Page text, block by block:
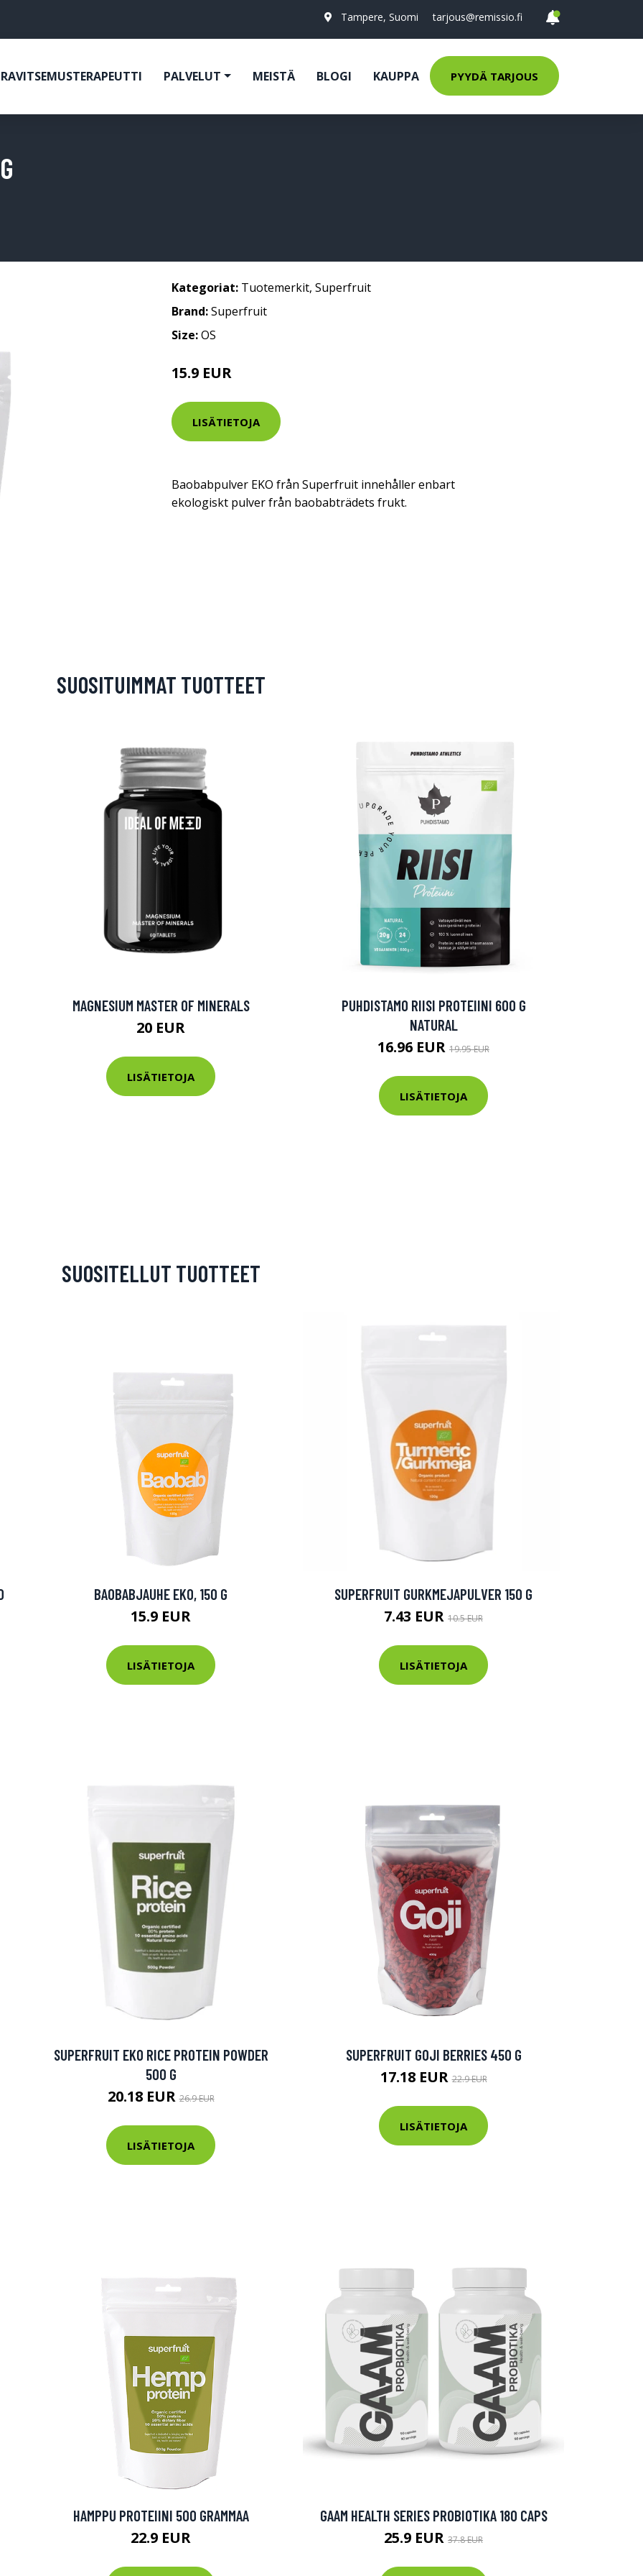
Tampere, Suomi tarjous@remissio.fi
RAVITSEMUSTERAPEUTTI PALVELUT MEISTÄ BLOGI KAUPPA PYYDÄ TARJOUS
Kategoriat: Tuotemerkit, Superfruit
Brand:Superfruit
Size:OS
15.9 EUR
LISÄTIETOJA
Baobabpulver EKO från Superfruit innehåller enbart
ekologiskt pulver från baobabträdets frukt.
SUOSITUIMMAT TUOTTEET
MAGNESIUM MASTER OF MINERALS
20 EUR
LISÄTIETOJA
PUHDISTAMO RIISI PROTEIINI 600 G
NATURAL
16.96 EUR 19.95 EUR
LISÄTIETOJA
SUOSITELLUT TUOTTEET
BAOBABJAUHE EKO, 150 G
15.9 EUR
LISÄTIETOJA
SUPERFRUIT GURKMEJAPULVER 150 G
7.43 EUR 10.5 EUR
LISÄTIETOJA
SUPERFRUIT EKO RICE PROTEIN POWDER
500 G
20.18 EUR26.9 EUR
LISÄTIETOJA
SUPERFRUIT GOJI BERRIES 450 G
17.18 EUR22.9 EUR
LISÄTIETOJA
HAMPPU PROTEIINI 500 GRAMMAA
22.9 EUR
GAAM HEALTH SERIES PROBIOTIKA 180 CAPS
25.9 EUR 37.8 EUR
tuotteet -20 %!